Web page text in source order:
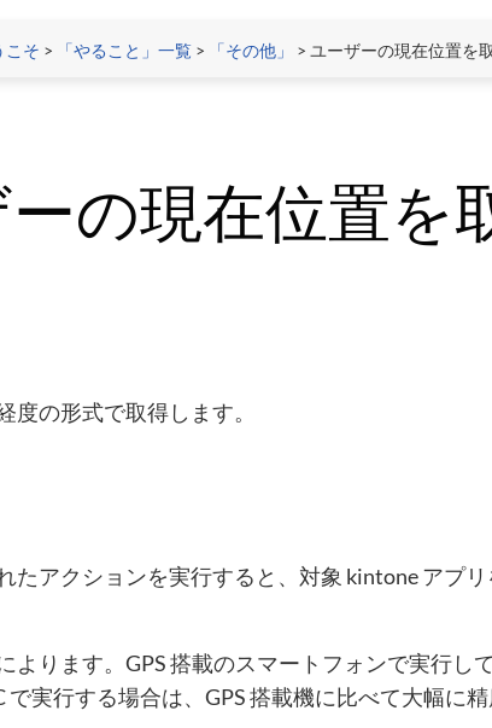
こそ > 「やること」一覧 > 「その他」 > ユーザーの現在位置を
の現在位置を
の形式で取得します。
たアクションを実行すると、対象 kintone アプ
よります。GPS 搭載のスマートフォンで実行し
で実行する場合は、GPS 搭載機に比べて大幅に精